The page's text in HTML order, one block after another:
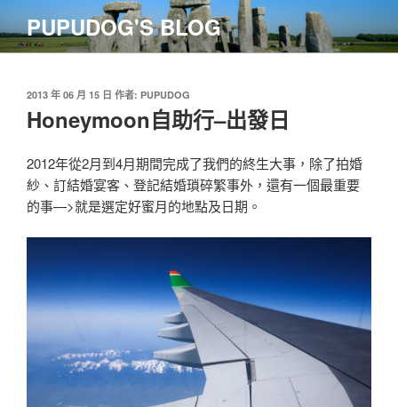
至
主
PUPUDOG'S BLOG
發
佈
於
2013 年 06 月 15 日 作者: PUPUDOG
Honeymoon自助行–出發日
2012年從2月到4月期間完成了我們的終生大事，除了拍婚
紗、訂結婚宴客、登記結婚瑣碎繁事外，還有一個最重要
的事—>就是選定好蜜月的地點及日期。